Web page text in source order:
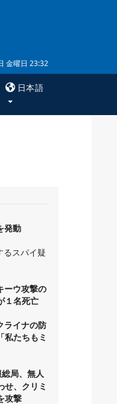
金曜日 23:32
日本語
発動
るスパイ疑
ーウ攻撃の
１名死亡
ライナの防
私たちもミ
局、無人
せ、クリミ
攻撃